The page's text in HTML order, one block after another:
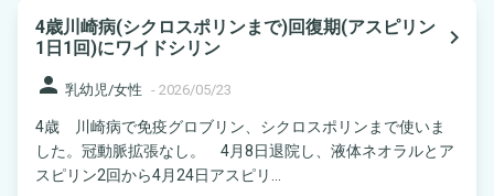
4歳川崎病(シクロスポリンまで)回復期(アスピリン
1日1回)にワイドシリン
navigate_next
person 乳幼児/女性 - 2026/05/23
4歳 川崎病で免疫グロブリン、シクロスポリンまで使いま
した。冠動脈拡張なし。 4月8日退院し、液体ネオラルとア
スピリン2回から4月24日アスピリ...